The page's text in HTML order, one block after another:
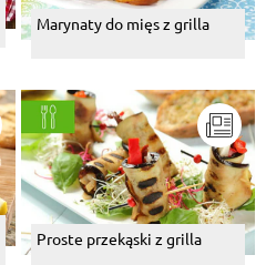
Marynaty do mięs z grilla
Proste przekąski z grilla